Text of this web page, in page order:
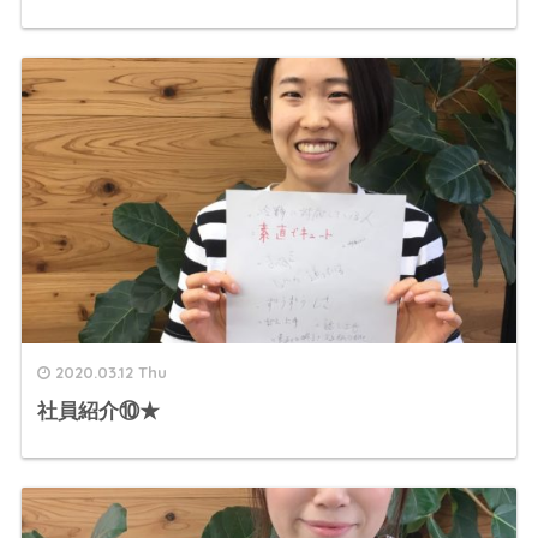
2020.03.12 Thu
社員紹介⑩★